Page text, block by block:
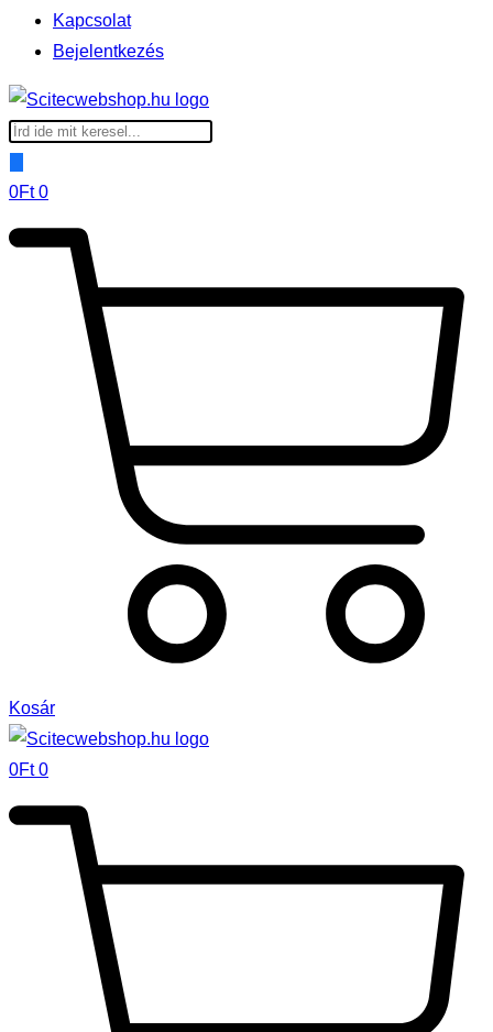
Kapcsolat
Bejelentkezés
Products
0Ft 0
Kosár
0Ft 0